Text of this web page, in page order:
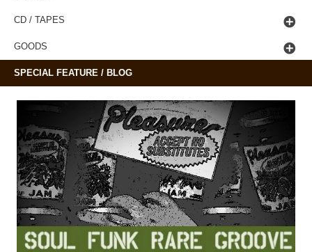
CD / TAPES
GOODS
SPECIAL FEATURE / BLOG